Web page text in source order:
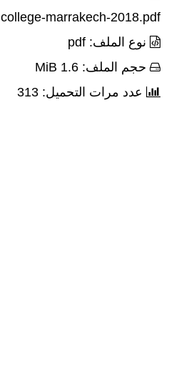
college-marrakech-2018.pdf
نوع الملف: pdf
حجم الملف: 1.6 MiB
عدد مرات التحميل: 313